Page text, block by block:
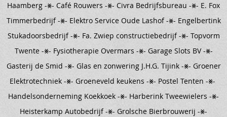
Haamberg -⨳- Café Rouwers -⨳- Civra Bedrijfsbureau -⨳- E. Fox
Timmerbedrijf -⨳- Elektro Service Oude Lashof -⨳- Engelbertink
Stukadoorsbedrijf -⨳- Fa. Zwiep constructiebedrijf -⨳- Topvorm
Twente -⨳- Fysiotherapie Overmars -⨳- Garage Slots BV -⨳-
Gasterij de Smid -⨳- Glas en zonwering J.H.G. Tijink -⨳- Groener
Elektrotechniek -⨳- Groeneveld keukens -⨳- Postel Tenten -⨳-
Handelsonderneming Koekkoek -⨳- Harberink Tweewielers -⨳-
Heisterkamp Autobedrijf -⨳- Grolsche Bierbrouwerij -⨳-